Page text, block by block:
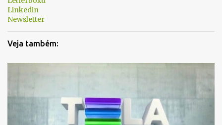
s
Linkedin
Newsletter
Veja também: